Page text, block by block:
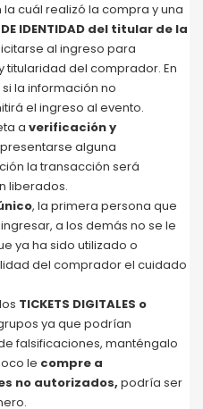
la cuál realizó la compra y una
DE IDENTIDAD del titular de la
al ingreso para
titularidad del comprador. En
la información no
el ingreso al evento.
a verificación y
alguna
la transacción será
liberados.
, la primera persona que
a los demás no se le
ya ha sido utilizado o
del comprador el cuidado
TICKETS DIGITALES o
ya que podrían
falsificaciones, manténgalo
le compre a
no autorizados, podría ser